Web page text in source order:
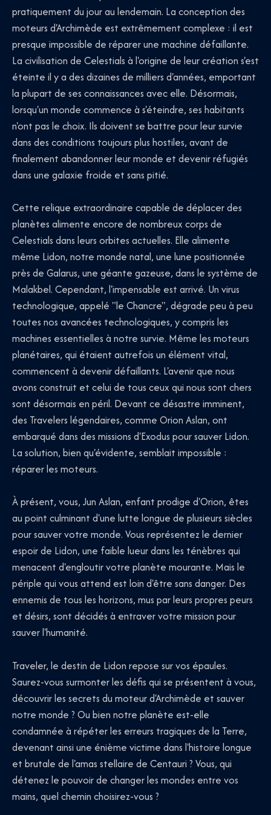
pratiquement du jour au lendemain. La conception des
moteurs d'Archimède est extrêmement complexe : il est
presque impossible de réparer une machine défaillante.
La civilisation de Celestials à l'origine de leur création s'est
éteinte il y a des dizaines de milliers d'années, emportant
la plupart de ses connaissances avec elle. Désormais,
lorsqu'un monde commence à s'éteindre, ses habitants
n'ont pas le choix. Ils doivent se battre pour leur survie
dans des conditions toujours plus hostiles, avant de
finalement abandonner leur monde et devenir réfugiés
dans une galaxie froide et sans pitié.
Cette relique extraordinaire capable de déplacer des
planètes alimente encore de nombreux corps de
Celestials dans leurs orbites actuelles. Elle alimente
même Lidon, notre monde natal, une lune positionnée
près de Galarus, une géante gazeuse, dans le système de
Malakbel. Cependant, l'impensable est arrivé. Un virus
technologique, appelé "le Chancre", dégrade peu à peu
toutes nos avancées technologiques, y compris les
machines essentielles à notre survie. Même les moteurs
planétaires, qui étaient autrefois un élément vital,
commencent à devenir défaillants. L'avenir que nous
avons construit et celui de tous ceux qui nous sont chers
sont désormais en péril. Devant ce désastre imminent,
des Travelers légendaires, comme Orion Aslan, ont
embarqué dans des missions d'Exodus pour sauver Lidon.
La solution, bien qu'évidente, semblait impossible :
réparer les moteurs.
À présent, vous, Jun Aslan, enfant prodige d'Orion, êtes
au point culminant d'une lutte longue de plusieurs siècles
pour sauver votre monde. Vous représentez le dernier
espoir de Lidon, une faible lueur dans les ténèbres qui
menacent d'engloutir votre planète mourante. Mais le
périple qui vous attend est loin d'être sans danger. Des
ennemis de tous les horizons, mus par leurs propres peurs
et désirs, sont décidés à entraver votre mission pour
sauver l'humanité.
Traveler, le destin de Lidon repose sur vos épaules.
Saurez-vous surmonter les défis qui se présentent à vous,
découvrir les secrets du moteur d'Archimède et sauver
notre monde ? Ou bien notre planète est-elle
condamnée à répéter les erreurs tragiques de la Terre,
devenant ainsi une énième victime dans l'histoire longue
et brutale de l'amas stellaire de Centauri ? Vous, qui
détenez le pouvoir de changer les mondes entre vos
mains, quel chemin choisirez-vous ?